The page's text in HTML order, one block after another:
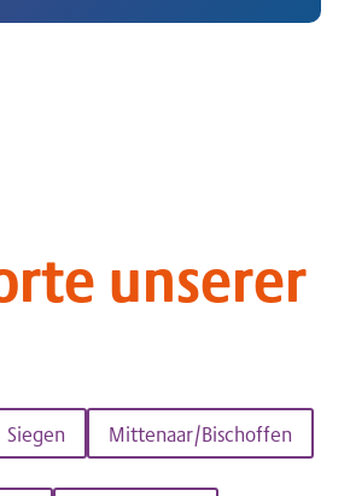
unserer
Siegen Mittenaar/Bischoffen